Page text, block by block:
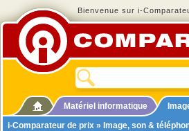
Bienvenue sur i-
Matériel informatique
i-Comparateur de prix » Image, son &